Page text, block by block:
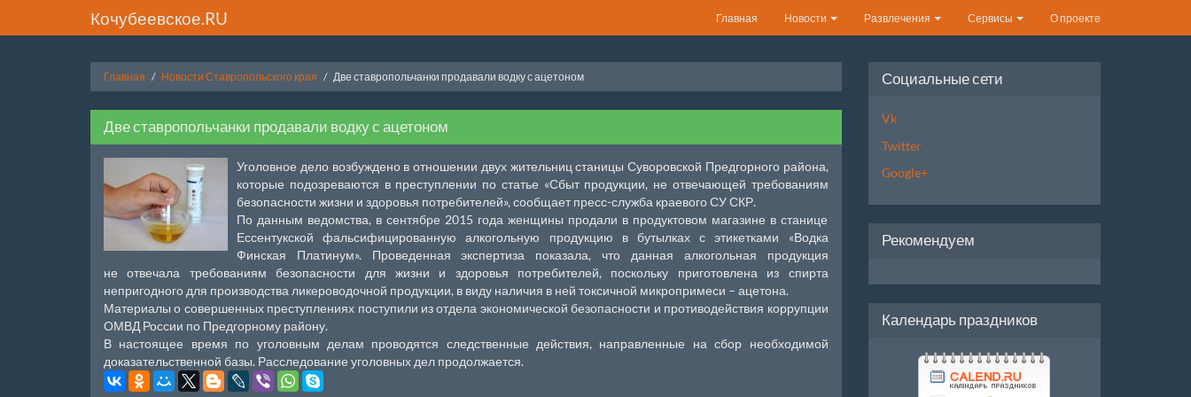
Кочубеевское.RU Главная Новости Развлечения Сервисы О проекте
Главная Новости Ставропольского края Две ставропольчанки продавали водку с ацетоном
Две ставропольчанки продавали водку с ацетоном
Уголовное дело возбуждено в отношении двух жительниц станицы Суворовской Предгорного района,
которые подозреваются в преступлении по статье «Сбыт продукции, не отвечающей требованиям
безопасности жизни и здоровья потребителей», сообщает пресс-служба краевого СУ СКР.
По данным ведомства, в сентябре 2015 года женщины продали в продуктовом магазине в станице
Ессентукской фальсифицированную алкогольную продукцию в бутылках с этикетками «Водка
Финская Платинум». Проведенная экспертиза показала, что данная алкогольная продукция
не отвечала требованиям безопасности для жизни и здоровья потребителей, поскольку приготовлена из спирта
непригодного для производства ликероводочной продукции, в виду наличия в ней токсичной микропримеси – ацетона.
Материалы о совершенных преступлениях поступили из отдела экономической безопасности и противодействия коррупции
ОМВД России по Предгорному району.
В настоящее время по уголовным делам проводятся следственные действия, направленные на сбор необходимой
доказательственной базы. Расследование уголовных дел продолжается.
Социальные сети
Vk
Twitter
Google+
Рекомендуем
Календарь праздников